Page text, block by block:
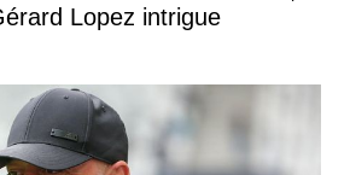
Lopez intrigue